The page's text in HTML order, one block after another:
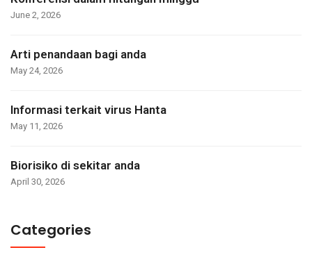
June 2, 2026
Arti penandaan bagi anda
May 24, 2026
Informasi terkait virus Hanta
May 11, 2026
Biorisiko di sekitar anda
April 30, 2026
Categories